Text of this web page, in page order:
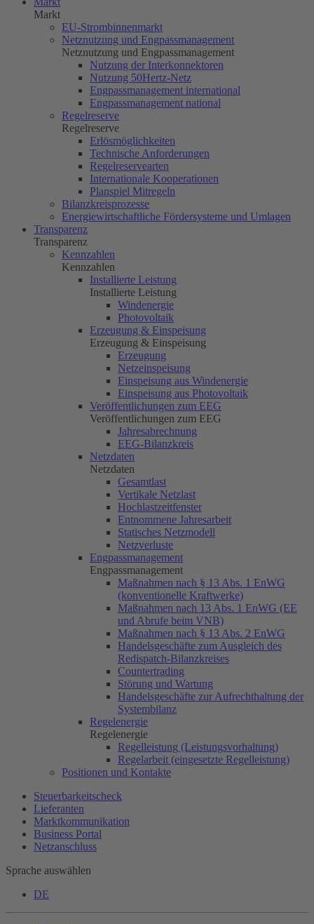
Markt
EU-Strombinnenmarkt
Netznutzung und Engpassmanagement
Netznutzung und Engpassmanagement
Nutzung der Interkonnektoren
Nutzung 50Hertz-Netz
Engpassmanagement international
Engpassmanagement national
Regelreserve
Regelreserve
Erlösmöglichkeiten
Technische Anforderungen
Regelreservearten
Internationale Kooperationen
Planspiel Mitregeln
Bilanzkreisprozesse
Energiewirtschaftliche Fördersysteme und Umlagen
Transparenz
Transparenz
Kennzahlen
Kennzahlen
Installierte Leistung
Installierte Leistung
Windenergie
Photovoltaik
Erzeugung & Einspeisung
Erzeugung & Einspeisung
Erzeugung
Netzeinspeisung
Einspeisung aus Windenergie
Einspeisung aus Photovoltaik
Veröffentlichungen zum EEG
Veröffentlichungen zum EEG
Jahresabrechnung
EEG-Bilanzkreis
Netzdaten
Netzdaten
Gesamtlast
Vertikale Netzlast
Hochlastzeitfenster
Entnommene Jahresarbeit
Statisches Netzmodell
Netzverluste
Engpassmanagement
Engpassmanagement
Maßnahmen nach § 13 Abs. 1 EnWG
(konventionelle Kraftwerke)
Maßnahmen nach 13 Abs. 1 EnWG (EE
und Abrufe beim VNB)
Maßnahmen nach § 13 Abs. 2 EnWG
Handelsgeschäfte zum Ausgleich des
Redispatch-Bilanzkreises
Countertrading
Störung und Wartung
Handelsgeschäfte zur Aufrechthaltung der
Systembilanz
Regelenergie
Regelenergie
Regelleistung (Leistungsvorhaltung)
Regelarbeit (eingesetzte Regelleistung)
Positionen und Kontakte
Steuerbarkeitscheck
Lieferanten
Marktkommunikation
Business Portal
Netzanschluss
Sprache auswählen
DE